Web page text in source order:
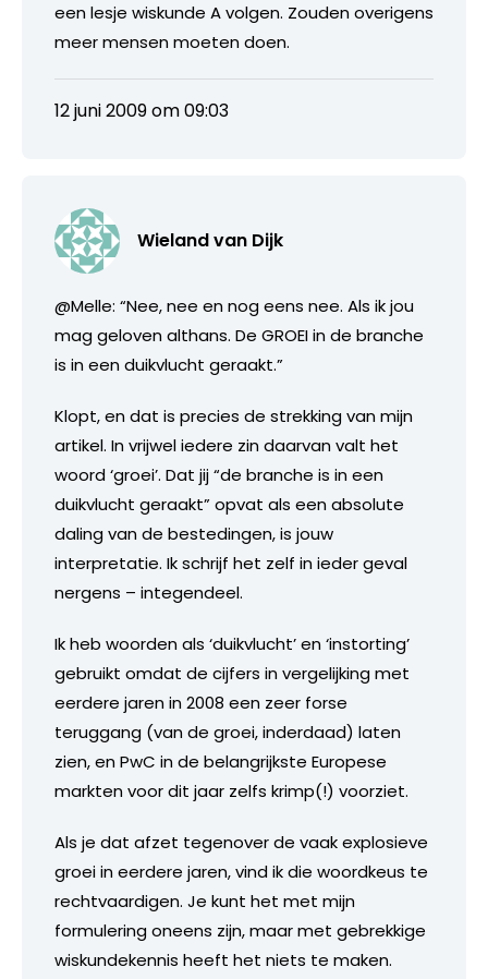
een lesje wiskunde A volgen. Zouden overigens
meer mensen moeten doen.
12 juni 2009 om 09:03
Wieland van Dijk
@Melle: “Nee, nee en nog eens nee. Als ik jou
mag geloven althans. De GROEI in de branche
is in een duikvlucht geraakt.”
Klopt, en dat is precies de strekking van mijn
artikel. In vrijwel iedere zin daarvan valt het
woord ‘groei’. Dat jij “de branche is in een
duikvlucht geraakt” opvat als een absolute
daling van de bestedingen, is jouw
interpretatie. Ik schrijf het zelf in ieder geval
nergens – integendeel.
Ik heb woorden als ‘duikvlucht’ en ‘instorting’
gebruikt omdat de cijfers in vergelijking met
eerdere jaren in 2008 een zeer forse
teruggang (van de groei, inderdaad) laten
zien, en PwC in de belangrijkste Europese
markten voor dit jaar zelfs krimp(!) voorziet.
Als je dat afzet tegenover de vaak explosieve
groei in eerdere jaren, vind ik die woordkeus te
rechtvaardigen. Je kunt het met mijn
formulering oneens zijn, maar met gebrekkige
wiskundekennis heeft het niets te maken.